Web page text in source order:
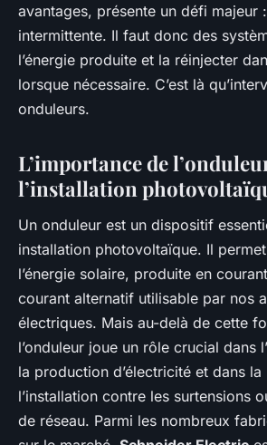
avantages, présente un défi majeur
intermittente. Il faut donc des
l’énergie produite et la réinjecter
lorsque nécessaire. C’est là
onduleurs.
L’importance de
l’installation
Un onduleur est un dispositif
installation photovoltaïque. Il
l’énergie solaire, produite en
courant alternatif utilisable par nos
électriques. Mais au-delà de cette
l’onduleur joue un rôle crucial dans
la production d’électricité et dans
l’installation contre les surtensions
de réseau. Parmi les nombreux